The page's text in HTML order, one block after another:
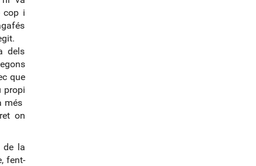
cop i
dels
que
propi
més
on
de la
fent-